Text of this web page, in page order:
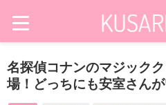
名探偵コナンのマジック
場！どっちにも安室さん